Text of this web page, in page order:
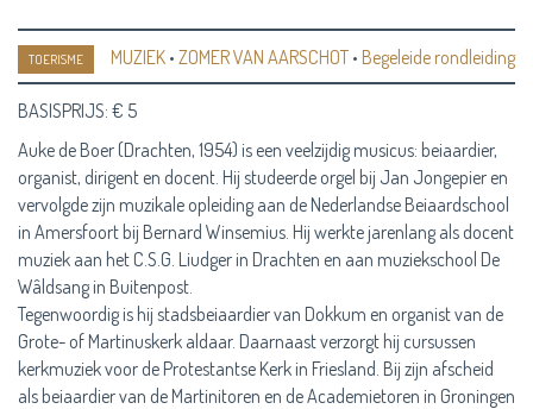
TOERISME MUZIEK•ZOMER VAN AARSCHOT• Begeleide rondleiding
BASISPRIJS: € 5
Auke de Boer (Drachten, 1954) is een veelzijdig musicus: beiaardier,
organist, dirigent en docent. Hij studeerde orgel bij Jan Jongepier en
vervolgde zijn muzikale opleiding aan de Nederlandse Beiaardschool
in Amersfoort bij Bernard Winsemius. Hij werkte jarenlang als docent
muziek aan het C.S.G. Liudger in Drachten en aan muziekschool De
Wâldsang in Buitenpost.
Tegenwoordig is hij stadsbeiaardier van Dokkum en organist van de
Grote- of Martinuskerk aldaar. Daarnaast verzorgt hij cursussen
kerkmuziek voor de Protestantse Kerk in Friesland. Bij zijn afscheid
als beiaardier van de Martinitoren en de Academietoren in Groningen